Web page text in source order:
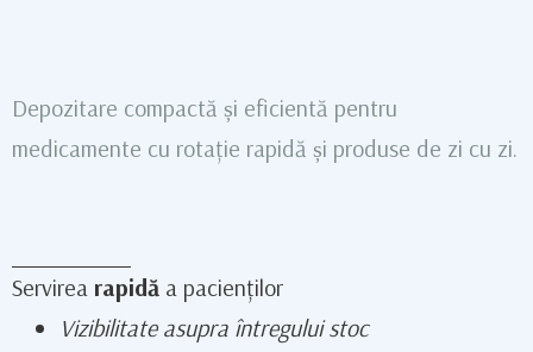
Depozitare compactă și eficientă pentru
medicamente cu rotație rapidă și produse de zi cu zi.
Servirea rapidă a pacienților
Vizibilitate asupra întregului stoc